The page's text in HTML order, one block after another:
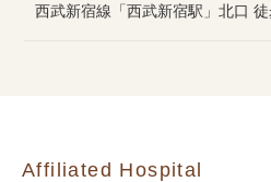
西武新宿線「西武新宿駅」北口
Affiliated Hospital